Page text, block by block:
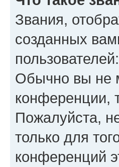
Звания,
созданных
Обычно вы не
конференции,
Пожалуйста,
только для
конференций